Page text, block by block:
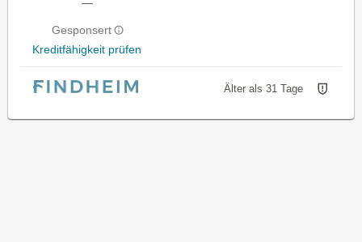
Gesponsert
Kreditfähigkeit prüfen
Älter als 31 Tage